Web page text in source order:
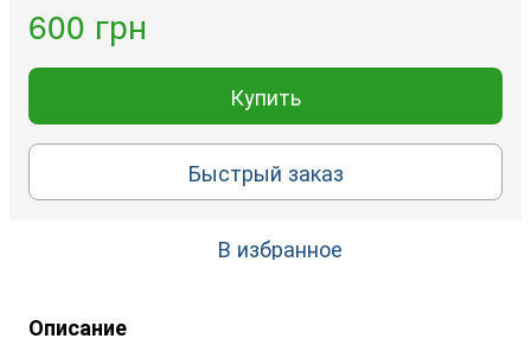
600 грн
Купить
Быстрый заказ
В избранное
Описание